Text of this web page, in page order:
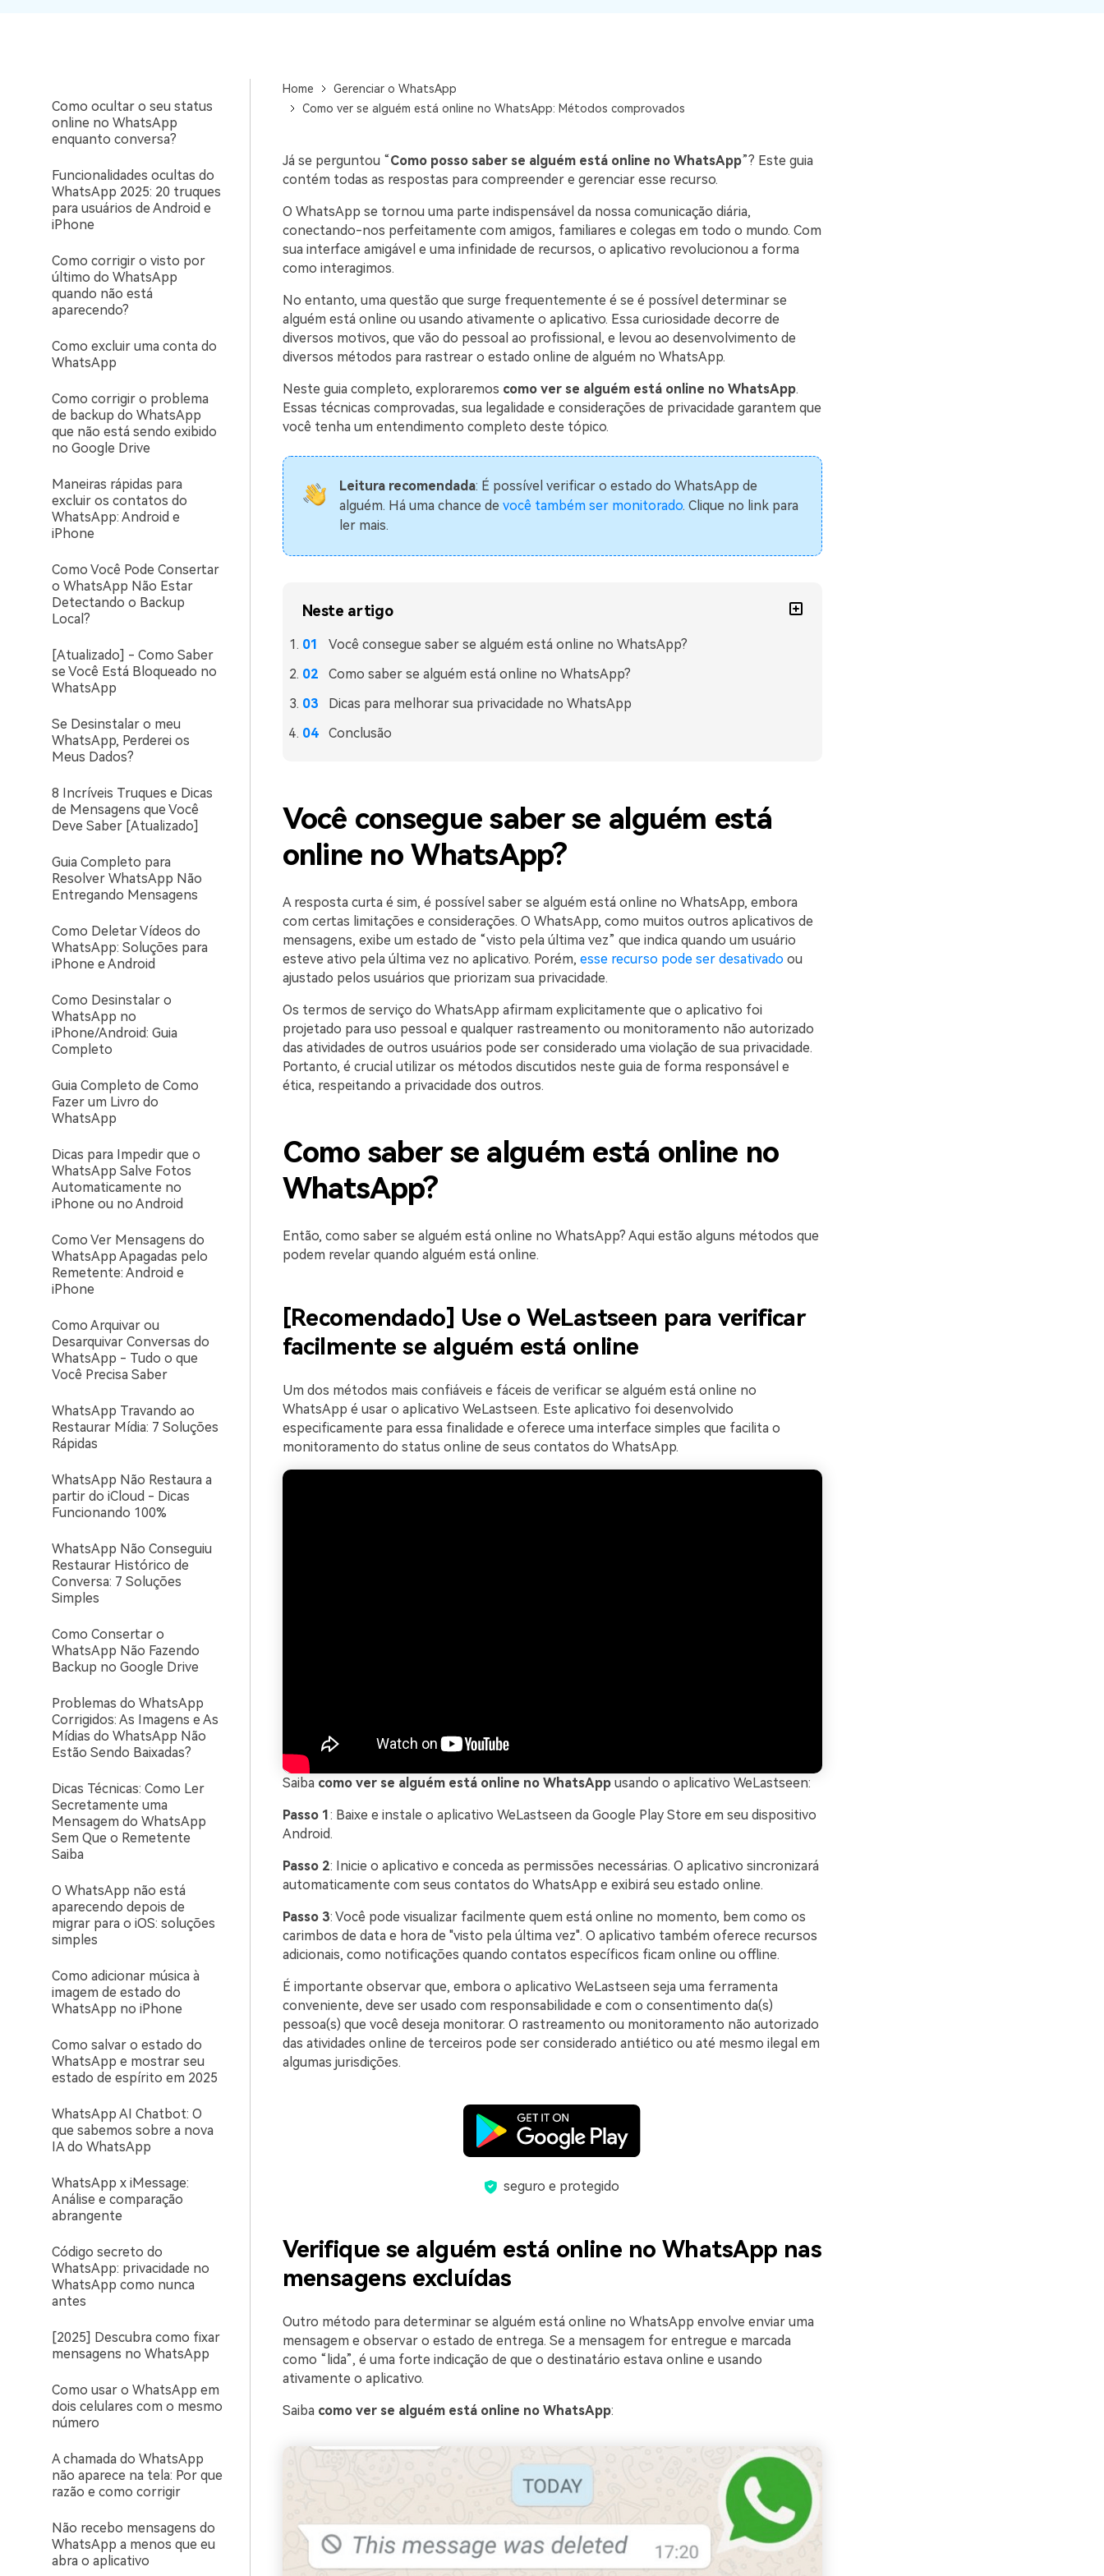
Como ocultar o seu status
online no WhatsApp
enquanto conversa?
Funcionalidades ocultas do
WhatsApp 2025: 20 truques
para usuários de Android e
iPhone
Como corrigir o visto por
último do WhatsApp
quando não está
aparecendo?
Como excluir uma conta do
WhatsApp
Como corrigir o problema
de backup do WhatsApp
que não está sendo exibido
no Google Drive
Maneiras rápidas para
excluir os contatos do
WhatsApp: Android e
iPhone
Como Você Pode Consertar
o WhatsApp Não Estar
Detectando o Backup
Local?
[Atualizado] - Como Saber
se Você Está Bloqueado no
WhatsApp
Se Desinstalar o meu
WhatsApp, Perderei os
Meus Dados?
8 Incríveis Truques e Dicas
de Mensagens que Você
Deve Saber [Atualizado]
Guia Completo para
Resolver WhatsApp Não
Entregando Mensagens
Como Deletar Vídeos do
WhatsApp: Soluções para
iPhone e Android
Como Desinstalar o
WhatsApp no
iPhone/Android: Guia
Completo
Guia Completo de Como
Fazer um Livro do
WhatsApp
Dicas para Impedir que o
WhatsApp Salve Fotos
Automaticamente no
iPhone ou no Android
Como Ver Mensagens do
WhatsApp Apagadas pelo
Remetente: Android e
iPhone
Como Arquivar ou
Desarquivar Conversas do
WhatsApp - Tudo o que
Você Precisa Saber
WhatsApp Travando ao
Restaurar Mídia: 7 Soluções
Rápidas
WhatsApp Não Restaura a
partir do iCloud - Dicas
Funcionando 100%
WhatsApp Não Conseguiu
Restaurar Histórico de
Conversa: 7 Soluções
Simples
Como Consertar o
WhatsApp Não Fazendo
Backup no Google Drive
Problemas do WhatsApp
Corrigidos: As Imagens e As
Mídias do WhatsApp Não
Estão Sendo Baixadas?
Dicas Técnicas: Como Ler
Secretamente uma
Mensagem do WhatsApp
Sem Que o Remetente
Saiba
O WhatsApp não está
aparecendo depois de
migrar para o iOS: soluções
simples
Como adicionar música à
imagem de estado do
WhatsApp no iPhone
Como salvar o estado do
WhatsApp e mostrar seu
estado de espírito em 2025
WhatsApp AI Chatbot: O
que sabemos sobre a nova
IA do WhatsApp
WhatsApp x iMessage:
Análise e comparação
abrangente
Código secreto do
WhatsApp: privacidade no
WhatsApp como nunca
antes
[2025] Descubra como fixar
mensagens no WhatsApp
Como usar o WhatsApp em
dois celulares com o mesmo
número
A chamada do WhatsApp
não aparece na tela: Por que
razão e como corrigir
Não recebo mensagens do
WhatsApp a menos que eu
abra o aplicativo
Home
Gerenciar o WhatsApp
Como ver se alguém está online no WhatsApp: Métodos comprovados
Já se perguntou “Como posso saber se alguém está online no WhatsApp”? Este guia
contém todas as respostas para compreender e gerenciar esse recurso.
O WhatsApp se tornou uma parte indispensável da nossa comunicação diária,
conectando-nos perfeitamente com amigos, familiares e colegas em todo o mundo. Com
sua interface amigável e uma infinidade de recursos, o aplicativo revolucionou a forma
como interagimos.
No entanto, uma questão que surge frequentemente é se é possível determinar se
alguém está online ou usando ativamente o aplicativo. Essa curiosidade decorre de
diversos motivos, que vão do pessoal ao profissional, e levou ao desenvolvimento de
diversos métodos para rastrear o estado online de alguém no WhatsApp.
Neste guia completo, exploraremos como ver se alguém está online no WhatsApp.
Essas técnicas comprovadas, sua legalidade e considerações de privacidade garantem que
você tenha um entendimento completo deste tópico.
Leitura recomendada: É possível verificar o estado do WhatsApp de
alguém. Há uma chance de você também ser monitorado. Clique no link para
ler mais.
Neste artigo
Você consegue saber se alguém está online no WhatsApp?
Como saber se alguém está online no WhatsApp?
Dicas para melhorar sua privacidade no WhatsApp
Conclusão
Você consegue saber se alguém está
online no WhatsApp?
A resposta curta é sim, é possível saber se alguém está online no WhatsApp, embora
com certas limitações e considerações. O WhatsApp, como muitos outros aplicativos de
mensagens, exibe um estado de “visto pela última vez” que indica quando um usuário
esteve ativo pela última vez no aplicativo. Porém, esse recurso pode ser desativadoou
ajustado pelos usuários que priorizam sua privacidade.
Os termos de serviço do WhatsApp afirmam explicitamente que o aplicativo foi
projetado para uso pessoal e qualquer rastreamento ou monitoramento não autorizado
das atividades de outros usuários pode ser considerado uma violação de sua privacidade.
Portanto, é crucial utilizar os métodos discutidos neste guia de forma responsável e
ética, respeitando a privacidade dos outros.
Como saber se alguém está online no
WhatsApp?
Então, como saber se alguém está online no WhatsApp? Aqui estão alguns métodos que
podem revelar quando alguém está online.
[Recomendado] Use o WeLastseen para verificar
facilmente se alguém está online
Um dos métodos mais confiáveis ​​e fáceis de verificar se alguém está online no
WhatsApp é usar o aplicativo WeLastseen. Este aplicativo foi desenvolvido
especificamente para essa finalidade e oferece uma interface simples que facilita o
monitoramento do status online de seus contatos do WhatsApp.
Saiba como ver se alguém está online no WhatsAppusando o aplicativo WeLastseen:
Passo 1: Baixe e instale o aplicativo WeLastseen da Google Play Store em seu dispositivo
Android.
Passo 2: Inicie o aplicativo e conceda as permissões necessárias. O aplicativo sincronizará
automaticamente com seus contatos do WhatsApp e exibirá seu estado online.
Passo 3: Você pode visualizar facilmente quem está online no momento, bem como os
carimbos de data e hora de "visto pela última vez". O aplicativo também oferece recursos
adicionais, como notificações quando contatos específicos ficam online ou offline.
É importante observar que, embora o aplicativo WeLastseen seja uma ferramenta
conveniente, deve ser usado com responsabilidade e com o consentimento da(s)
pessoa(s) que você deseja monitorar. O rastreamento ou monitoramento não autorizado
das atividades online de terceiros pode ser considerado antiético ou até mesmo ilegal em
algumas jurisdições.
seguro e protegido
Verifique se alguém está online no WhatsApp nas
mensagens excluídas
Outro método para determinar se alguém está online no WhatsApp envolve enviar uma
mensagem e observar o estado de entrega. Se a mensagem for entregue e marcada
como “lida”, é uma forte indicação de que o destinatário estava online e usando
ativamente o aplicativo.
Saiba como ver se alguém está online no WhatsApp: